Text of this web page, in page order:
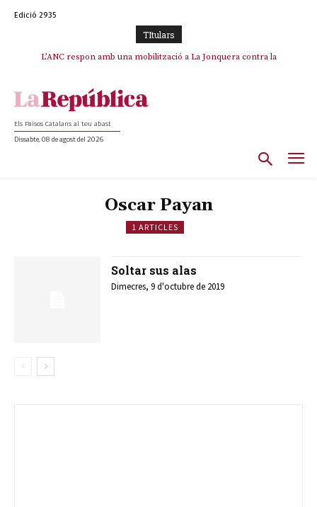
Edició 2935
TItulars
L’ANC respon amb una mobilització a La Jonquera contra la
Els Països Catalans al teu abast
Dissabte, 08 de agost del 2026
Oscar Payan
1 ARTICLES
Soltar sus alas
Dimecres, 9 d'octubre de 2019